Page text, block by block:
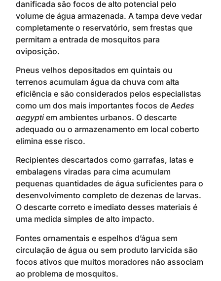
danificada são focos de alto potencial pelo
volume de água armazenada. A tampa deve vedar
completamente o reservatório, sem frestas que
permitam a entrada de mosquitos para
oviposição.
Pneus velhos depositados em quintais ou
terrenos acumulam água da chuva com alta
eficiência e são considerados pelos especialistas
como um dos mais importantes focos de Aedes
aegyptiem ambientes urbanos. O descarte
adequado ou o armazenamento em local coberto
elimina esse risco.
Recipientes descartados como garrafas, latas e
embalagens viradas para cima acumulam
pequenas quantidades de água suficientes para o
desenvolvimento completo de dezenas de larvas.
O descarte correto e imediato desses materiais é
uma medida simples de alto impacto.
Fontes ornamentais e espelhos d’água sem
circulação de água ou sem produto larvicida são
focos ativos que muitos moradores não associam
ao problema de mosquitos.